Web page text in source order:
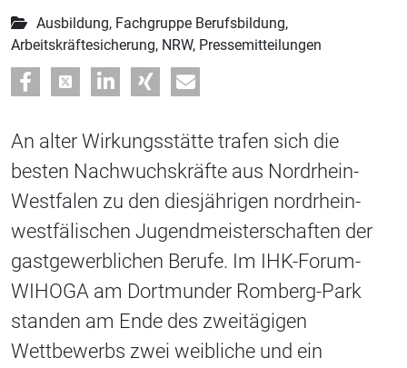
Ausbildung, Fachgruppe Berufsbildung,
Arbeitskräftesicherung, NRW, Pressemitteilungen
An alter Wirkungsstätte trafen sich die
besten Nachwuchskräfte aus Nordrhein-
Westfalen zu den diesjährigen nordrhein-
westfälischen Jugendmeisterschaften der
gastgewerblichen Berufe. Im IHK-Forum-
WIHOGA am Dortmunder Romberg-Park
standen am Ende des zweitägigen
Wettbewerbs zwei weibliche und ein